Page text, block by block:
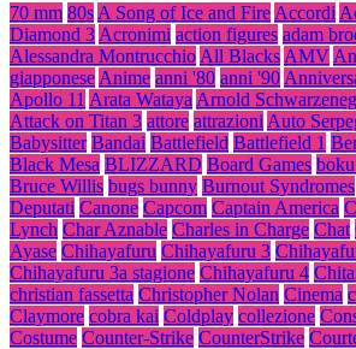
70 mm 80s A Song of Ice and Fire Accordi
Diamond 3 Acronimi action figures adam
Alessandra Montrucchio All Blacks AMV
giapponese Anime anni '80 anni '90
Apollo 11 Arata Wataya Arnold
Attack on Titan 3 attore attrazioni Auto
Babysitter Bandai Battlefield Battlefield 1
Black Mesa BLIZZARD Board Games
Bruce Willis bugs bunny Burnout Syndromes
Deputati Canone Capcom Captain America
Lynch Char Aznable Charles in Charge Chat
Ayase Chihayafuru Chihayafuru 3
Chihayafuru 3a stagione Chihayafuru 4
christian fassetta Christopher Nolan Cinema
Claymore cobra kai Coldplay collezione
Costume Counter-Strike CounterStrike